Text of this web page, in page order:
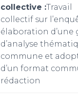
collective :Travail
collectif sur
élaboration d’une
d’analyse
commune et
d’un format
rédaction